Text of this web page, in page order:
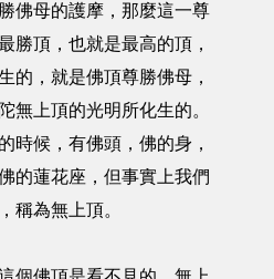
母的護摩，那麼這一尊
勝頂，也就是最高的頂，
的，就是佛頂尊勝佛母，
無上頂的光明所化生的。
時候，有佛頭，佛的身，
的蓮花座，但事實上我們
稱為無上頂。